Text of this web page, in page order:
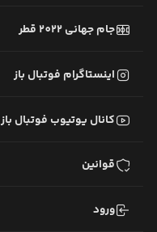
جام جهانی 2022 قطر
اینستاگرام فوتبال باز
کانال یوتیوب فوتبال باز
قوانین
ورود